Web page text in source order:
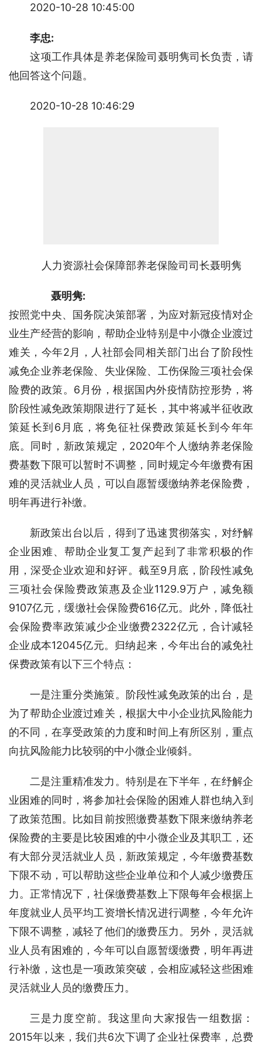
2020-10-28 10:45:00
李忠:
这项工作具体是养老保险司聂明隽司长负责，请
他回答这个问题。
2020-10-28 10:46:29
人力资源社会保障部养老保险司司长聂明隽
聂明隽:
按照党中央、国务院决策部署，为应对新冠疫情对企
业生产经营的影响，帮助企业特别是中小微企业渡过
难关，今年2月，人社部会同相关部门出台了阶段性
减免企业养老保险、失业保险、工伤保险三项社会保
险费的政策。6月份，根据国内外疫情防控形势，将
阶段性减免政策期限进行了延长，其中将减半征收政
策延长到6月底，将免征社保费政策延长到今年年
底。同时，新政策规定，2020年个人缴纳养老保险
费基数下限可以暂时不调整，同时规定今年缴费有困
难的灵活就业人员，可以自愿暂缓缴纳养老保险费，
明年再进行补缴。
新政策出台以后，得到了迅速贯彻落实，对纾解
企业困难、帮助企业复工复产起到了非常积极的作
用，深受企业欢迎和好评。截至9月底，阶段性减免
三项社会保险费政策惠及企业1129.9万户，减免额
9107亿元，缓缴社会保险费616亿元。此外，降低社
会保险费率政策减少企业缴费2322亿元，合计减轻
企业成本12045亿元。归纳起来，今年出台的减免社
保费政策有以下三个特点：
一是注重分类施策。阶段性减免政策的出台，是
为了帮助企业渡过难关，根据大中小企业抗风险能力
的不同，在享受政策的力度和时间上有所区别，重点
向抗风险能力比较弱的中小微企业倾斜。
二是注重精准发力。特别是在下半年，在纾解企
业困难的同时，将参加社会保险的困难人群也纳入到
了政策范围。比如目前按照缴费基数下限来缴纳养老
保险费的主要是比较困难的中小微企业及其职工，还
有大部分灵活就业人员，新政策规定，今年缴费基数
下限不动，可以帮助这些企业单位和个人减少缴费压
力。正常情况下，社保缴费基数上下限每年会根据上
年度就业人员平均工资增长情况进行调整，今年允许
下限不调整，减轻了他们的缴费压力。另外，灵活就
业人员有困难的，今年可以自愿暂缓缴费，明年再进
行补缴，这也是一项政策突破，会相应减轻这些困难
灵活就业人员的缴费压力。
三是力度空前。我这里向大家报告一组数据：
2015年以来，我们共6次下调了企业社保费率，总费